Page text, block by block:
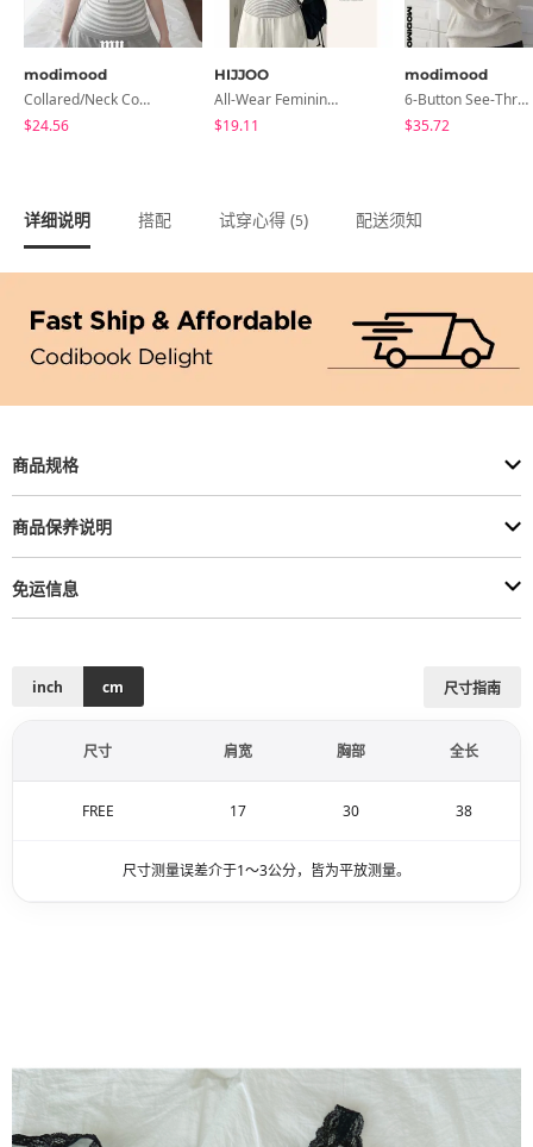
modimood
Collared/Neck Cover Striped Halter Sleeveless - 3 Colors
$24.56
HIJJOO
All-Wear Feminine Fit Bre U-Neck Striped Round Long Sleeve T-Shirt
$19.11
modimood
6-Button See-Through Deep V Summer Knitwear - 4 Colors
$35.72
详细说明 搭配 试穿心得 (5) 配送须知
商品规格
商品保养说明
免运信息
尺寸指南
inch cm
尺寸 肩宽 胸部 全长
FREE 17 30 38
尺寸测量误差介于1～3公分，皆为平放测量。